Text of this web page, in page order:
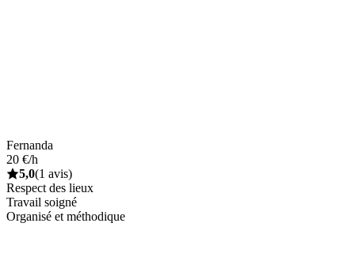
Fernanda
20 €/h
5,0(1 avis)
Respect des lieux
Travail soigné
Organisé et méthodique